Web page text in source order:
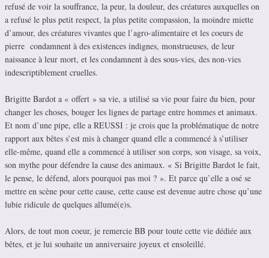
refusé de voir la souffrance, la peur, la douleur, des créatures auxquelles on
a refusé le plus petit respect, la plus petite compassion, la moindre miette
d’amour, des créatures vivantes que l’agro-alimentaire et les coeurs de
pierre condamnent à des existences indignes, monstrueuses, de leur
naissance à leur mort, et les condamnent à des sous-vies, des non-vies
indescriptiblement cruelles.
Brigitte Bardot a « offert » sa vie, a utilisé sa vie pour faire du bien, pour
changer les choses, bouger les lignes de partage entre hommes et animaux.
Et nom d’une pipe, elle a REUSSI : je crois que la problématique de notre
rapport aux bêtes s’est mis à changer quand elle a commencé à s’utiliser
elle-même, quand elle a commencé à utiliser son corps, son visage, sa voix,
son mythe pour défendre la cause des animaux. « Si Brigitte Bardot le fait,
le pense, le défend, alors pourquoi pas moi ? ». Et parce qu’elle a osé se
mettre en scène pour cette cause, cette cause est devenue autre chose qu’une
lubie ridicule de quelques allumé(e)s.
Alors, de tout mon coeur, je remercie BB pour toute cette vie dédiée aux
bêtes, et je lui souhaite un anniversaire joyeux et ensoleillé.